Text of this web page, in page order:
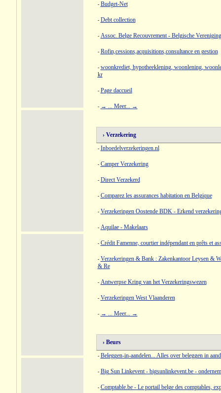
- Budget-Net
- Debt collection
- Assoc. Belge Recouvrement - Belgische
- Rofin,cessions,acquisitions,consultance en gestion
- woonkrediet, hypotheeklening, woonlening,
kr
- Page daccueil
- → ... Meer... →
› Verzekering
- Inboedelverzekeringen.nl
- Camper Verzekering
- Direct Verzekerd
- Comparez les assurances habitation en Belgique
- Verzekeringen Oostende BDK - Erkend
- Aquilae - Makelaars
- Crédit Famenne, courtier indépendant en prêts et
- Verzekeringen & Bank : Zakenkantoor Leysen &
& Re
- Antwerpse Kring van het Verzekeringswezen
- Verzekeringen West Vlaanderen
- → ... Meer... →
› Beurs
- Beleggen-in-aandelen... Alles over beleggen in
- Big Sun Linkevent - bigsunlinkevent.be -
- Comptable.be - Le portail belge des comptables,